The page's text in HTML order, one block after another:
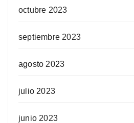
octubre 2023
septiembre 2023
agosto 2023
julio 2023
junio 2023